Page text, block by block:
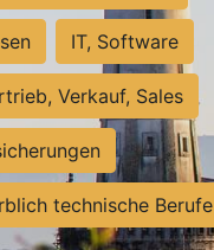
IT, Software
Verkauf, Sales
technische Berufe